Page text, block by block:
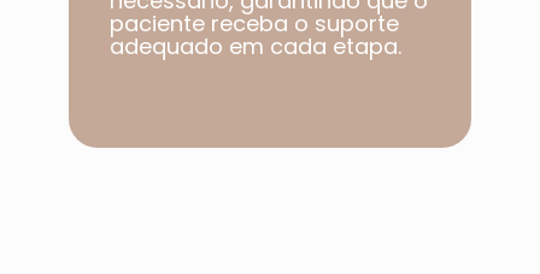
paciente receba o suporte
adequado em cada etapa.​